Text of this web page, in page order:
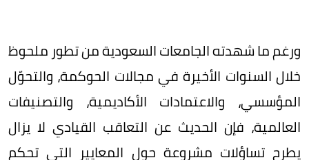
ورغم ما شهدته الجامعات السعودية من تطور ملحوظ
خلال السنوات الأخيرة في مجالات الحوكمة، والتحوّل
المؤسسي، والاعتمادات الأكاديمية، والتصنيفات
العالمية، فإن الحديث عن التعاقب القيادي لا يزال
يطرح تساؤلات مشروعة حول المعايير التي تحكم